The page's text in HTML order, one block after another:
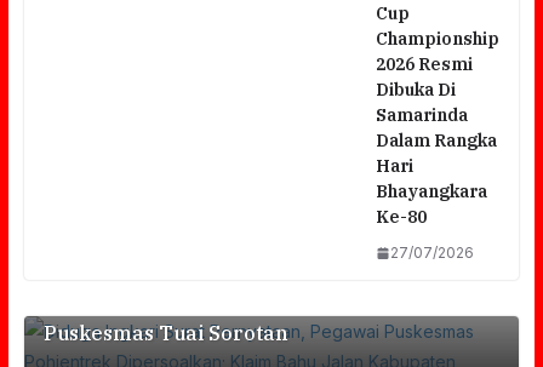
Cup
Championship
2026 Resmi
Dibuka Di
Samarinda
Dalam Rangka
Hari
Bhayangkara
Ke-80
27/07/2026
Diduga Ingkari Surat Pernyataan, Pegawai
Puskesmas Pohjentrek Dipersoalkan; Klaim
Puskesmas Tuai Sorotan
Sempat Memanas, Audiensi FORMAT Dan